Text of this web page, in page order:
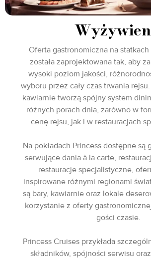
Oferta gastronomiczna na statkach
została zaprojektowana tak, aby
wysoki poziom jakości,
wyboru przez cały czas trwania
kawiarnie tworzą spójny system
różnych porach dnia, zarówno w
cenę rejsu, jak i w restauracjach
Na pokładach Princess dostępne są
serwujące dania à la carte,
restauracje specjalistyczne,
inspirowane różnymi regionami
są bary, kawiarnie oraz lokale
korzystanie z oferty
gości czasie.
Princess Cruises przykłada
składników, spójności serwisu